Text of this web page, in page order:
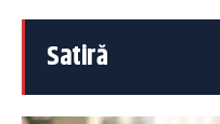
Satiră